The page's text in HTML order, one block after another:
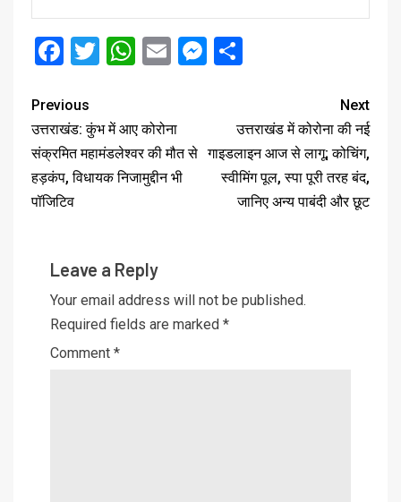
Facebook
Twitter
WhatsApp
EmailMessenger
Previous
उत्तराखंड: कुंभ में आए कोरोना
संक्रमित महामंडलेश्वर की मौत से
हड़कंप, विधायक निजामुद्दीन भी
पॉजिटिव
Next
उत्तराखंड में कोरोना की नई
गाइडलाइन आज से लागू; कोचिंग,
स्वीमिंग पूल, स्पा पूरी तरह बंद,
जानिए अन्य पाबंदी और छूट
Leave a Reply
Your email address will not be published.
Required fields are marked *
Comment *